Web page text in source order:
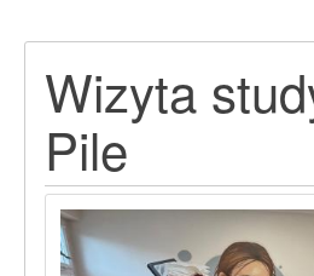
Wizyta
Pile